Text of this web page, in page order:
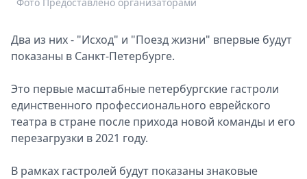
Два из них - "Исход" и "Поезд жизни" впервые будут
показаны в Санкт-Петербурге.
Это первые масштабные петербургские гастроли
единственного профессионального еврейского
театра в стране после прихода новой команды и его
перезагрузки в 2021 году.
В рамках гастролей будут показаны знаковые